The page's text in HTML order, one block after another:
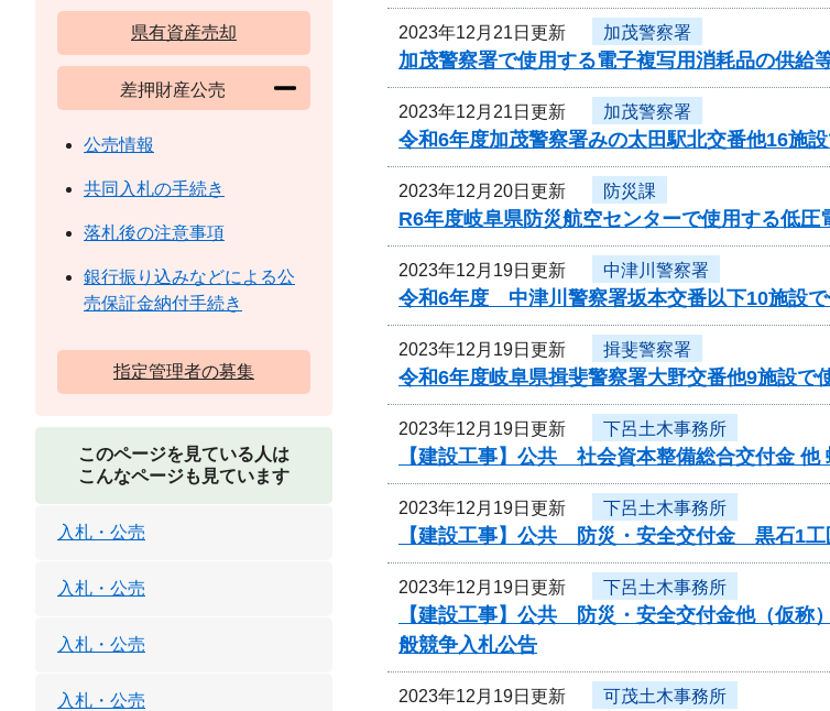
2023年12月21日更新 加茂警察署
加茂警察署で使用する電子複写用消耗品の供給
2023年12月21日更新 加茂警察署
令和6年度加茂警察署みの太田駅北交番他16施
2023年12月20日更新 防災課
R6年度岐阜県防災航空センターで使用する低
2023年12月19日更新 中津川警察署
令和6年度 中津川警察署坂本交番以下10施設
2023年12月19日更新 揖斐警察署
令和6年度岐阜県揖斐警察署大野交番他9施設
2023年12月19日更新 下呂土木事務所
【建設工事】公共 社会資本整備総合交付金
2023年12月19日更新 下呂土木事務所
【建設工事】公共 防災・安全交付金 黒石1
2023年12月19日更新 下呂土木事務所
【建設工事】公共 防災・安全交付金他（仮称
般競争入札公告
2023年12月19日更新 可茂土木事務所
県有資産売却
差押財産公売
公売情報
共同入札の手続き
落札後の注意事項
銀行振り込みなどによる公
売保証金納付手続き
指定管理者の募集
このページを見ている人は
こんなページも見ています
入札・公売
入札・公売
入札・公売
入札・公売